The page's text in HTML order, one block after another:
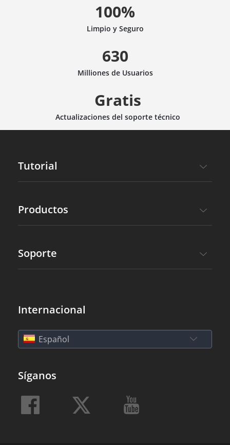
100%
Limpio y Seguro
630
Milliones de Usuarios
Gratis
Actualizaciones del soporte técnico
Tutorial
Productos
Soporte
Internacional
Español
Síganos